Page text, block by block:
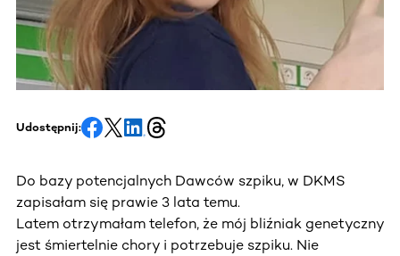
Udostępnij:
Do bazy potencjalnych Dawców szpiku, w DKMS
zapisałam się prawie 3 lata temu.
Latem otrzymałam telefon, że mój bliźniak genetyczny
jest śmiertelnie chory i potrzebuje szpiku. Nie